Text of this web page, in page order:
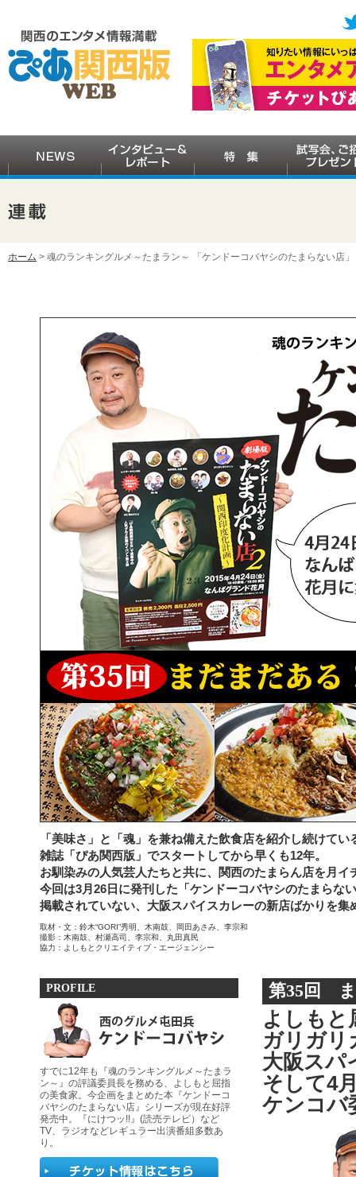
ホーム > 魂のランキングルメ～たまラン～ 「ケンドーコバヤシのたまらない店」
「美味さ」と「魂」を兼ね備えた飲食店を紹介し続けてい
雑誌「ぴあ関西版」でスタートしてから早くも12年。
お馴染みの人気芸人たちと共に、関西のたまらん店を月イ
今回は3月26日に発刊した「ケンドーコバヤシのたまらな
掲載されていない、大阪スパイスカレーの新店ばかりを集
取材・文：鈴木“GORI”秀明、木南鼓、岡田あさみ、李宗和
撮影：木南鼓、村瀬高司、李宗和、丸田真民
協力：よしもとクリエイティブ・エージェンシー
PROFILE
すでに12年も『魂のランキングルメ～たまラ
ン～』の評議委員長を務める、よしもと屈指
の美食家。今企画をまとめた本『ケンドーコ
バヤシのたまらない店』シリーズが現在好評
発売中。『にけつッ!!』(読売テレビ）など
TV、ラジオなどレギュラー出演番組多数あ
り。
第35回
よしもと
ガリガリ
大阪スパ
そして4
ケンコバ